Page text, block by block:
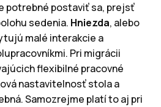
potrebné postaviť sa, prejsť
sedenia. Hniezda, alebo
malé interakcie a
Pri migrácii
flexibilné pracovné
nastavitelnosť stola a
Samozrejme platí to aj pri